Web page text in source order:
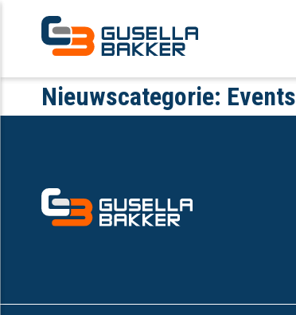
Nieuwscategorie: Events